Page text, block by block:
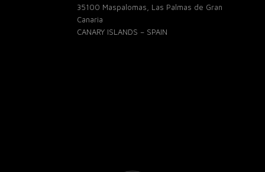
35100 Maspalomas, Las Palmas de Gran
Canaria
CANARY ISLANDS – SPAIN